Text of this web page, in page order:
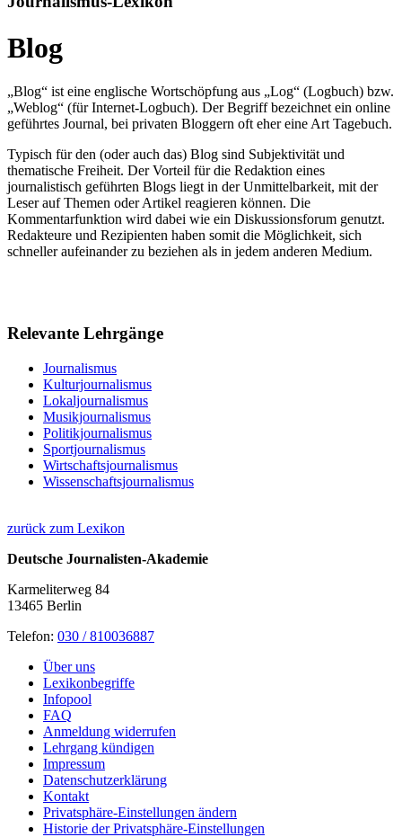
Blog
„Blog“ ist eine englische Wortschöpfung aus „Log“ (Logbuch) bzw.
„Weblog“ (für Internet-Logbuch). Der Begriff bezeichnet ein online
geführtes Journal, bei privaten Bloggern oft eher eine Art Tagebuch.
Typisch für den (oder auch das) Blog sind Subjektivität und
thematische Freiheit. Der Vorteil für die Redaktion eines
journalistisch geführten Blogs liegt in der Unmittelbarkeit, mit der
Leser auf Themen oder Artikel reagieren können. Die
Kommentarfunktion wird dabei wie ein Diskussionsforum genutzt.
Redakteure und Rezipienten haben somit die Möglichkeit, sich
schneller aufeinander zu beziehen als in jedem anderen Medium.
Relevante Lehrgänge
Journalismus
Kulturjournalismus
Lokaljournalismus
Musikjournalismus
Politikjournalismus
Sportjournalismus
Wirtschaftsjournalismus
Wissenschaftsjournalismus
zurück zum Lexikon
Deutsche Journalisten-Akademie
Karmeliterweg 84
13465 Berlin
Telefon: 030 / 810036887
Über uns
Lexikonbegriffe
Infopool
FAQ
Anmeldung widerrufen
Lehrgang kündigen
Impressum
Datenschutzerklärung
Kontakt
Privatsphäre-Einstellungen ändern
Historie der Privatsphäre-Einstellungen